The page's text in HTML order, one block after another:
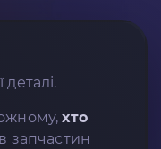
деталі.
хто
запчастин